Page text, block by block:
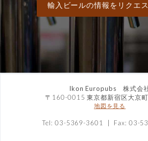
輸入ビールの情報をリクエ
Ikon Europubs 株式会
〒160-0015 東京都新宿区大京
地図を見る
Tel: 03-5369-3601 | Fax: 03-